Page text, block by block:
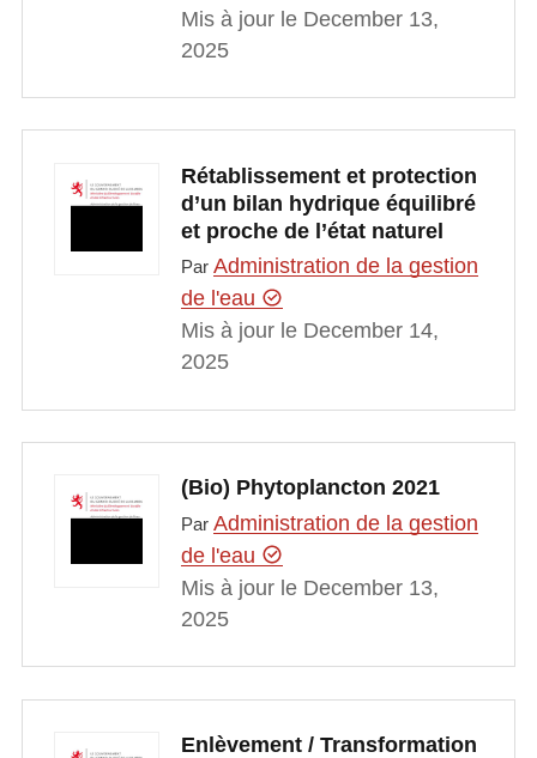
Mis à jour le December 13,
2025
Rétablissement et protection
d’un bilan hydrique équilibré
et proche de l’état naturel
Par Administration de la gestion
de l'eau
Mis à jour le December 14,
2025
(Bio) Phytoplancton 2021
Par Administration de la gestion
de l'eau
Mis à jour le December 13,
2025
Enlèvement / Transformation